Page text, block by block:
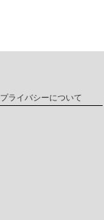
プライバシーについて